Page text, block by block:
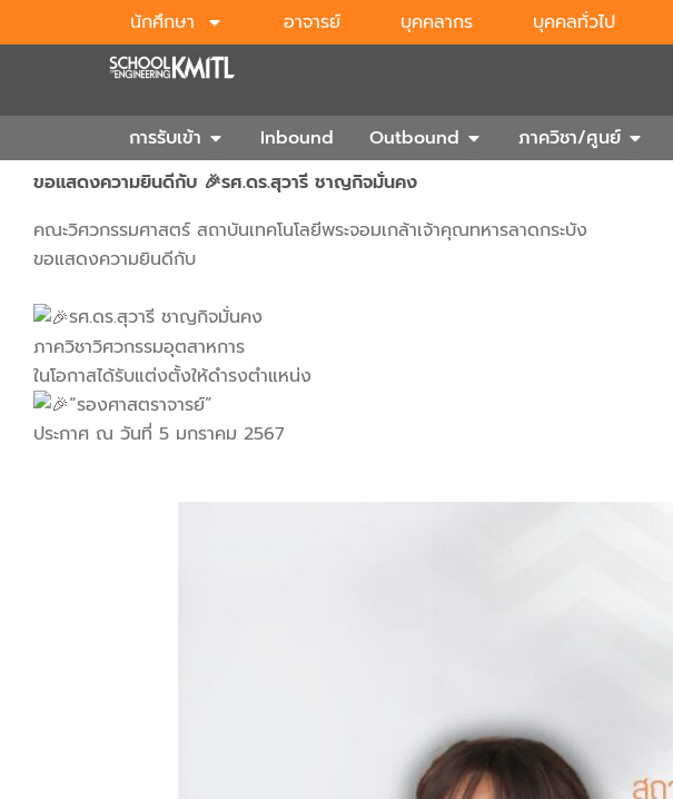
to
นักศึกษา อาจารย์ บุคคลากร บุคคลทั่วไป
การรับเข้า Open การรับเข้า
Inbound Outbound Open Outbound
ภาควิชา/ศูนย์
ขอแสดงความยินดีกับ 🎉รศ.ดร.สุวารี ชาญกิจมั่นคง
คณะวิศวกรรมศาสตร์ สถาบันเทคโนโลยีพระจอมเกล้าเจ้าคุณทหารลาดกระบัง
ขอแสดงความยินดีกับ
รศ.ดร.สุวารี ชาญกิจมั่นคง
ภาควิชาวิศวกรรมอุตสาหการ
ในโอกาสได้รับแต่งตั้งให้ดำรงตำแหน่ง
“รองศาสตราจารย์”
ประกาศ ณ วันที่ 5 มกราคม 2567